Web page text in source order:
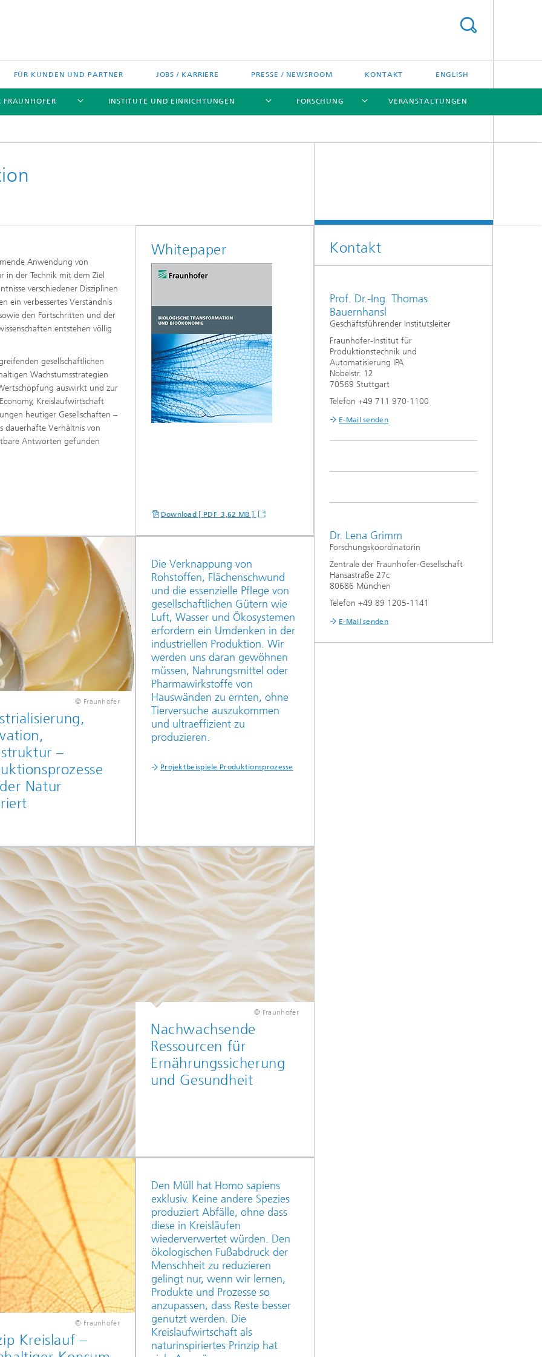
FÜR KUNDEN UND PARTNER JOBS / KARRIERE PRESSE / NEWSROOM KONTAKT ENGLISH
FRAUNHOFER
Fraunhofer-Preisverleihung
INSTITUTE UND EINRICHTUNGEN
Nord- und Südamerika
Asien
FORSCHUNG VERANSTALTUNGEN
Anwendung von
der Technik mit dem Ziel
verschiedener Disziplinen
ein verbessertes Verständnis
den Fortschritten und der
entstehen völlig
gesellschaftlichen
Wachstumsstrategien
auswirkt und zur
Kreislaufwirtschaft
heutiger Gesellschaften –
dauerhafte Verhältnis von
Antworten gefunden
Whitepaper
Download [ PDF 3,62 MB ]
© Fraunhofer
–
Natur
Die Verknappung von
Rohstoffen, Flächenschwund
und die essenzielle Pflege von
gesellschaftlichen Gütern wie
Luft, Wasser und Ökosystemen
erfordern ein Umdenken in der
industriellen Produktion. Wir
werden uns daran gewöhnen
müssen, Nahrungsmittel oder
Pharmawirkstoffe von
Hauswänden zu ernten, ohne
Tierversuche auszukommen
und ultraeffizient zu
produzieren.
Projektbeispiele Produktionsprozesse
© Fraunhofer
Nachwachsende
Ressourcen für
Ernährungssicherung
und Gesundheit
© Fraunhofer
Kreislauf –
Den Müll hat Homo sapiens
exklusiv. Keine andere Spezies
produziert Abfälle, ohne dass
diese in Kreisläufen
wiederverwertet würden. Den
ökologischen Fußabdruck der
Menschheit zu reduzieren
gelingt nur, wenn wir lernen,
Produkte und Prozesse so
anzupassen, dass Reste besser
genutzt werden. Die
Kreislaufwirtschaft als
naturinspiriertes Prinzip hat
Kontakt
Prof. Dr.-Ing. Thomas
Bauernhansl
Geschäftsführender Institutsleiter
Fraunhofer-Institut für
Produktionstechnik und
Automatisierung IPA
Nobelstr. 12
70569 Stuttgart
Telefon +49 711 970-1100
E-Mail senden
Dr. Lena Grimm
Forschungskoordinatorin
Zentrale der Fraunhofer-Gesellschaft
Hansastraße 27c
80686 München
Telefon +49 89 1205-1141
E-Mail senden